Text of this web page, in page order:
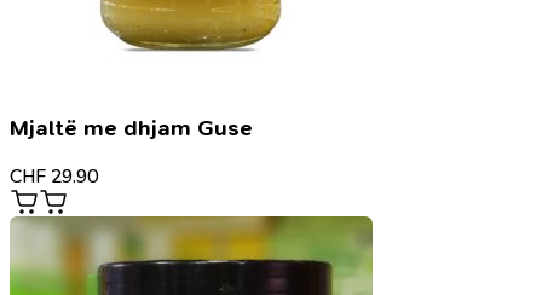
Mjaltë me dhjam Guse
CHF 29.90